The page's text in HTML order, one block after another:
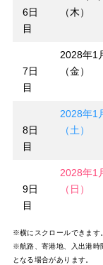
6日
目
（木）
7日
目
2028年1
（金）
8日
目
2028年1
（土）
9日
目
2028年1
（日）
※横にスクロールできます。
※航路、寄港地、入出港時
となる場合があります。